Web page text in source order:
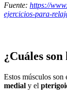
Fuente: https://
ejercicios-para-
¿Cuáles
Estos músculos son
medial y el